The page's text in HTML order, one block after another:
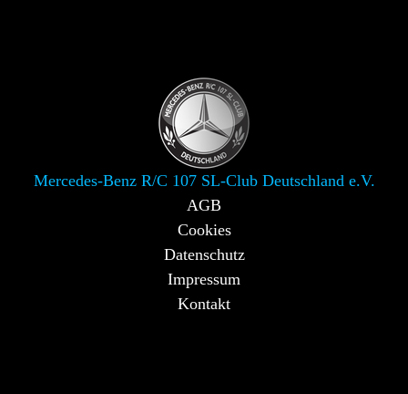
Mercedes-Benz R/C 107 SL-Club Deutschland e.V.
AGB
Cookies
Datenschutz
Impressum
Kontakt